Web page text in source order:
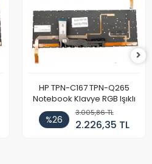
HP TPN-C167 TPN-Q265
Notebook Klavye RGB Işıklı
%26
3.005,86 TL
2.226,35 TL